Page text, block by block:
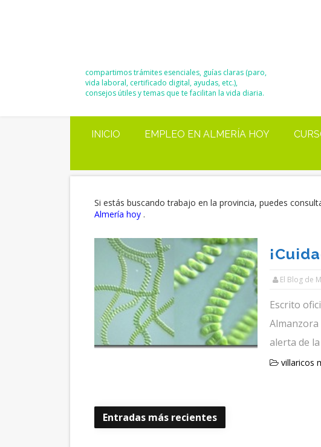
compartimos trámites esenciales, guías claras (paro,
vida laboral, certificado digital, ayudas, etc.),
consejos útiles y temas que te facilitan la vida diaria.
INICIO EMPLEO EN ALMERÍA HOY
Si estás buscando trabajo en la provincia, puedes
Almería hoy .
El Blog de
Escrito
Almanzora
alerta de la
villaricos
Entradas más recientes